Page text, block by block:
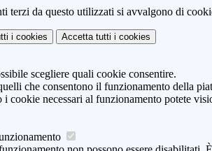
terzi da questo utilizzati si avvalgono di
i cookies Accetta tutti i cookies
scegliere quali cookie consentire.
che consentono il funzionamento della
i cookie necessari al funzionamento potete